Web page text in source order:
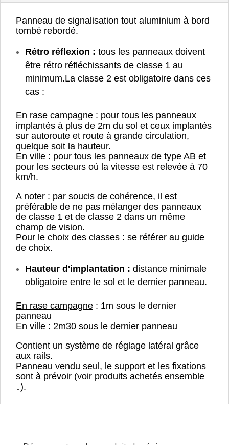
Panneau de signalisation tout aluminium à bord
tombé rebordé.
Rétro réflexion : tous les panneaux doivent
être rétro réfléchissants de classe 1 au
minimum.La classe 2 est obligatoire dans ces
cas :
En rase campagne : pour tous les panneaux
implantés à plus de 2m du sol et ceux implantés
sur autoroute et route à grande circulation,
quelque soit la hauteur.
En ville : pour tous les panneaux de type AB et
pour les secteurs où la vitesse est relevée à 70
km/h.
A noter : par soucis de cohérence, il est
préférable de ne pas mélanger des panneaux
de classe 1 et de classe 2 dans un même
champ de vision.
Pour le choix des classes : se référer au guide
de choix.
Hauteur d'implantation : distance minimale
obligatoire entre le sol et le dernier panneau.
En rase campagne : 1m sous le dernier
panneau
En ville : 2m30 sous le dernier panneau
Contient un système de réglage latéral grâce
aux rails.
Panneau vendu seul, le support et les fixations
sont à prévoir (voir produits achetés ensemble
↓).